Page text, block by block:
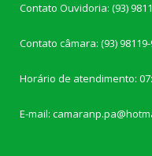
Contato Ouvidoria: (93)
Contato câmara: (93) 98119-
Horário de atendimento:
E-mail: